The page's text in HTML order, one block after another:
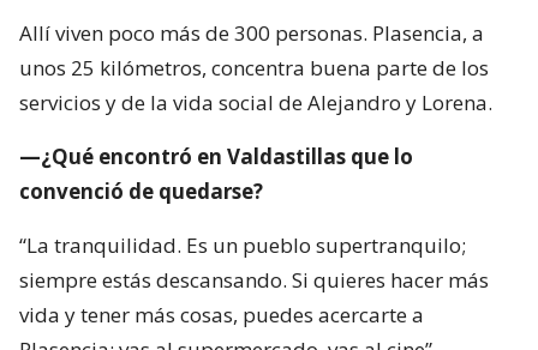
Allí viven poco más de 300 personas. Plasencia, a
unos 25 kilómetros, concentra buena parte de los
servicios y de la vida social de Alejandro y Lorena.
—¿Qué encontró en Valdastillas que lo
convenció de quedarse?
“La tranquilidad. Es un pueblo supertranquilo;
siempre estás descansando. Si quieres hacer más
vida y tener más cosas, puedes acercarte a